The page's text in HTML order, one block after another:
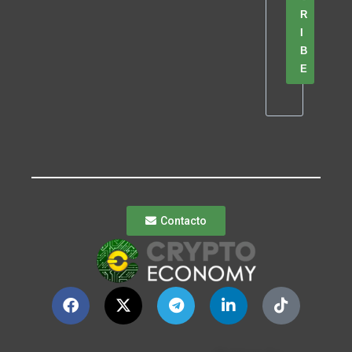
R
B
E
Contacto